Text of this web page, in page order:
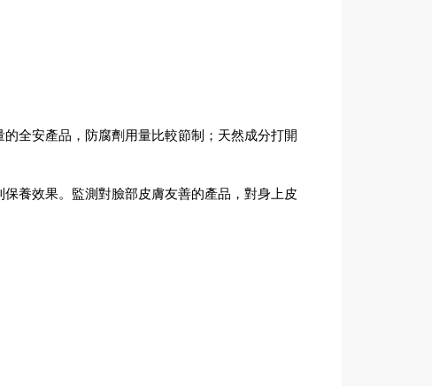
全安產品，防腐劑用量比較節制；天然成分打開
養效果。監測對臉部皮膚友善的產品，對身上皮